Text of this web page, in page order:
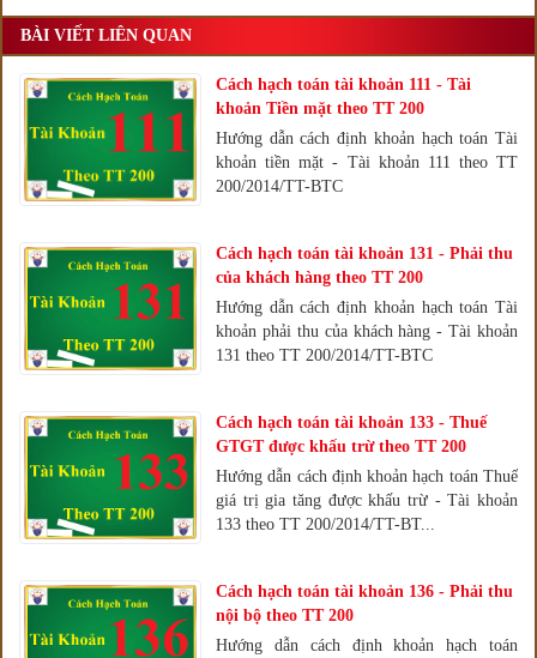
BÀI VIẾT LIÊN QUAN
Cách hạch toán tài khoản 111 - Tài
khoản Tiền mặt theo TT 200
Hướng dẫn cách định khoản hạch toán Tài
khoản tiền mặt - Tài khoản 111 theo TT
200/2014/TT-BTC
Cách hạch toán tài khoản 131 - Phải thu
của khách hàng theo TT 200
Hướng dẫn cách định khoản hạch toán Tài
khoản phải thu của khách hàng - Tài khoản
131 theo TT 200/2014/TT-BTC
Cách hạch toán tài khoản 133 - Thuế
GTGT được khấu trừ theo TT 200
Hướng dẫn cách định khoản hạch toán Thuế
giá trị gia tăng được khấu trừ - Tài khoản
133 theo TT 200/2014/TT-BT...
Cách hạch toán tài khoản 136 - Phải thu
nội bộ theo TT 200
Hướng dẫn cách định khoản hạch toán